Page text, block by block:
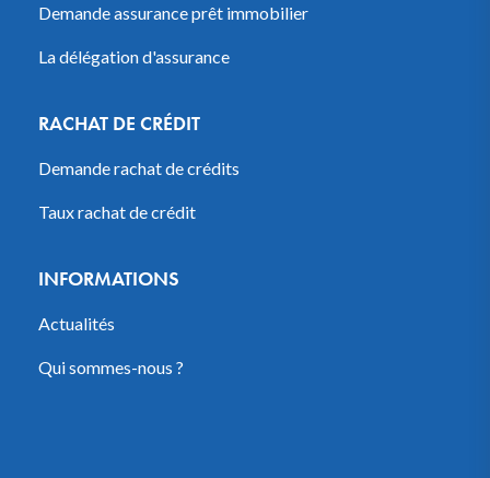
Demande assurance prêt immobilier
La délégation d'assurance
RACHAT DE CRÉDIT
Demande rachat de crédits
Taux rachat de crédit
INFORMATIONS
Actualités
Qui sommes-nous ?